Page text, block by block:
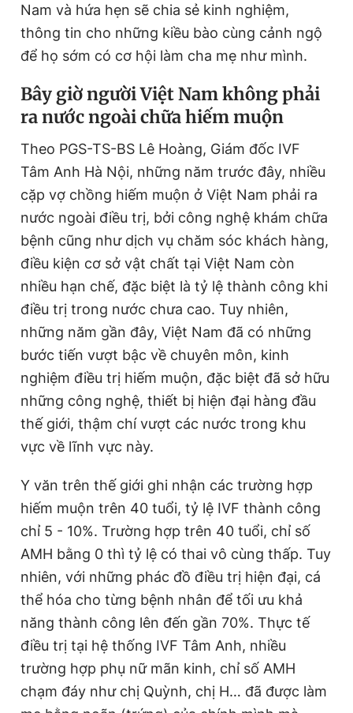
Nam và hứa hẹn sẽ chia sẻ kinh nghiệm,
thông tin cho những kiều bào cùng cảnh ngộ
để họ sớm có cơ hội làm cha mẹ như mình.
Bây giờ người Việt Nam không phải
ra nước ngoài chữa hiếm muộn
Theo PGS-TS-BS Lê Hoàng, Giám đốc IVF
Tâm Anh Hà Nội, những năm trước đây, nhiều
cặp vợ chồng hiếm muộn ở Việt Nam phải ra
nước ngoài điều trị, bởi công nghệ khám chữa
bệnh cũng như dịch vụ chăm sóc khách hàng,
điều kiện cơ sở vật chất tại Việt Nam còn
nhiều hạn chế, đặc biệt là tỷ lệ thành công khi
điều trị trong nước chưa cao. Tuy nhiên,
những năm gần đây, Việt Nam đã có những
bước tiến vượt bậc về chuyên môn, kinh
nghiệm điều trị hiếm muộn, đặc biệt đã sở hữu
những công nghệ, thiết bị hiện đại hàng đầu
thế giới, thậm chí vượt các nước trong khu
vực về lĩnh vực này.
Y văn trên thế giới ghi nhận các trường hợp
hiếm muộn trên 40 tuổi, tỷ lệ IVF thành công
chỉ 5 - 10%. Trường hợp trên 40 tuổi, chỉ số
AMH bằng 0 thì tỷ lệ có thai vô cùng thấp. Tuy
nhiên, với những phác đồ điều trị hiện đại, cá
thể hóa cho từng bệnh nhân để tối ưu khả
năng thành công lên đến gần 70%. Thực tế
điều trị tại hệ thống IVF Tâm Anh, nhiều
trường hợp phụ nữ mãn kinh, chỉ số AMH
chạm đáy như chị Quỳnh, chị H… đã được làm